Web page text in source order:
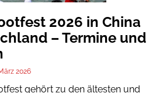
2026 in China
– Termine und
2026
gehört zu den ältesten und